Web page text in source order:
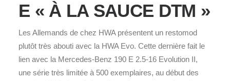
E « À LA SAUCE DTM »
Les Allemands de chez HWA présentent un restomod
plutôt très abouti avec la HWA Evo. Cette dernière fait le
lien avec la Mercedes-Benz 190 E 2.5-16 Evolution II,
une série très limitée à 500 exemplaires, au début des